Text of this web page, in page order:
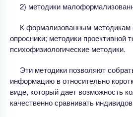
2) методики
К формализованным методикам
опросники; методики проективной
психофизиологические методики.
Эти методики позволяют
информацию в относительно
виде, который дает возможность
качественно сравнивать